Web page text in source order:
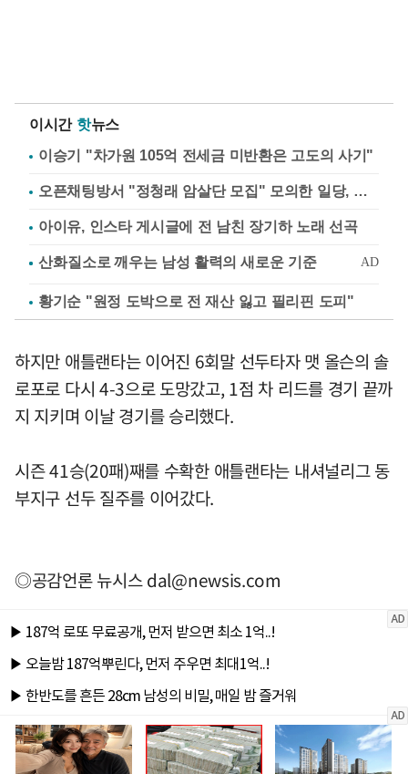
이시간 핫뉴스
이승기 "차가원 105억 전세금 미반환은 고도의 사기"
오픈채팅방서 "정청래 암살단 모집" 모의한 일당, 불구속 송치
아이유, 인스타 게시글에 전 남친 장기하 노래 선곡
황기순 "원정 도박으로 전 재산 잃고 필리핀 도피"
하지만 애틀랜타는 이어진 6회말 선두타자 맷 올슨의 솔
로포로 다시 4-3으로 도망갔고, 1점 차 리드를 경기 끝까
지 지키며 이날 경기를 승리했다.
시즌 41승(20패)째를 수확한 애틀랜타는 내셔널리그 동
부지구 선두 질주를 이어갔다.
◎공감언론 뉴시스dal@newsis.com